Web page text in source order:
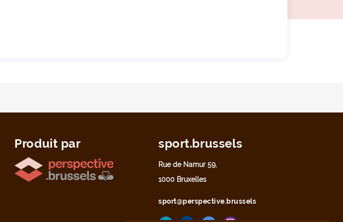
Produit par sport.brussels
Rue de Namur 59,
1000 Bruxelles
sport@perspective.brussels